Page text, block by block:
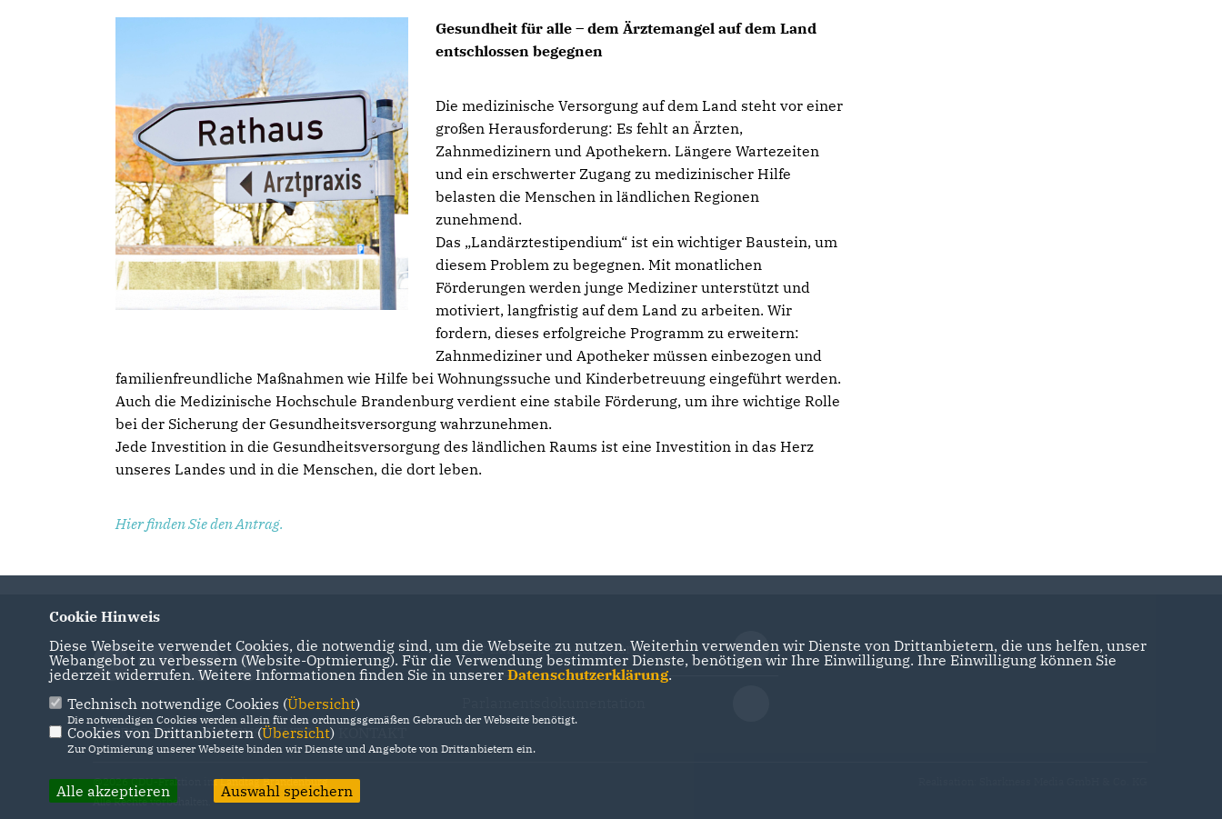
Gesundheit für alle – dem Ärztemangel auf dem Land
entschlossen begegnen
Die medizinische Versorgung auf dem Land steht vor einer
großen Herausforderung: Es fehlt an Ärzten,
Zahnmedizinern und Apothekern. Längere Wartezeiten
und ein erschwerter Zugang zu medizinischer Hilfe
belasten die Menschen in ländlichen Regionen
zunehmend.
Das „Landärztestipendium“ ist ein wichtiger Baustein, um
diesem Problem zu begegnen. Mit monatlichen
Förderungen werden junge Mediziner unterstützt und
motiviert, langfristig auf dem Land zu arbeiten. Wir
fordern, dieses erfolgreiche Programm zu erweitern:
Zahnmediziner und Apotheker müssen einbezogen und
familienfreundliche Maßnahmen wie Hilfe bei Wohnungssuche und Kinderbetreuung eingeführt werden.
Auch die Medizinische Hochschule Brandenburg verdient eine stabile Förderung, um ihre wichtige Rolle
bei der Sicherung der Gesundheitsversorgung wahrzunehmen.
Jede Investition in die Gesundheitsversorgung des ländlichen Raums ist eine Investition in das Herz
unseres Landes und in die Menschen, die dort leben.
Hier finden Sie den Antrag.
IMPRESSUM DATENSCHUTZ
Der Landtag Brandenburg
@2026 CDU-Fraktion im Landtag Brandenburg
Alle Rechte vorbehalten.
Cookie Hinweis
Diese Webseite verwendet Cookies, die notwendig sind, um die Webseite zu nutzen. Weiterhin verwenden wir Dienste von Drittanbietern, die uns helfen, unser
Webangebot zu verbessern (Website-Optmierung). Für die Verwendung bestimmter Dienste, benötigen wir Ihre Einwilligung. Ihre Einwilligung können Sie
jederzeit widerrufen. Weitere Informationen finden Sie in unserer Datenschutzerklärung.
Technisch notwendige Cookies (Übersicht)
Die notwendigen Cookies werden allein für den ordnungsgemäßen Gebrauch der Webseite benötigt.
Cookies von Drittanbietern (Übersicht)
Zur Optimierung unserer Webseite binden wir Dienste und Angebote von Drittanbietern ein.
Alle akzeptieren Auswahl speichern